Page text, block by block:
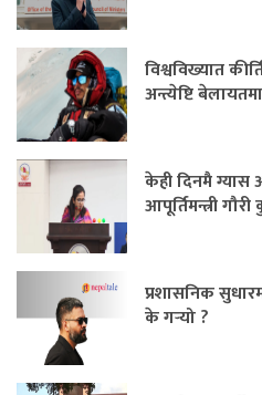
विश्वविख्यात
अन्त्येष्टि बेलायतमा
केही दिनमै ग्यास
आपूर्तिमन्त्री गौरी
प्रशासनिक
के गर्‍यो ?